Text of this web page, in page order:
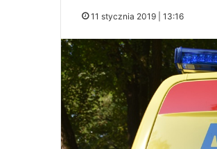
11 stycznia 2019 | 13:16